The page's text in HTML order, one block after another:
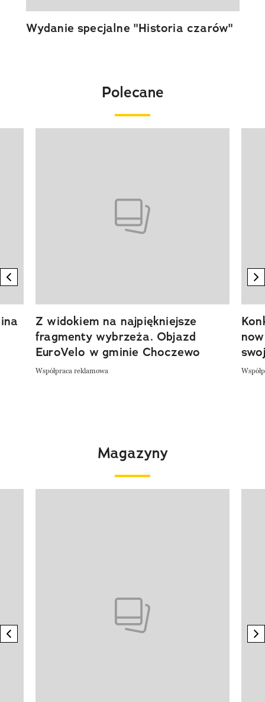
Wydanie specjalne "Historia czarów"
Polecane
previous element
Z widokiem na najpiękniejsze
fragmenty wybrzeża. Objazd
EuroVelo w gminie Choczewo
Współpraca reklamowa
Magazyny
previous element